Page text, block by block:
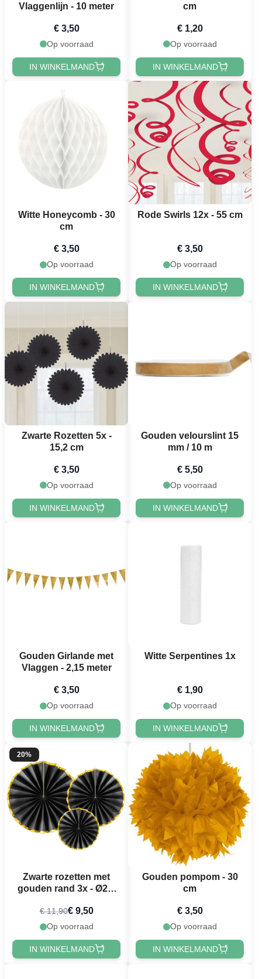
Vlaggenlijn - 10 meter
€ 3,50
Op voorraad
IN WINKELMAND
cm
€ 1,20
Op voorraad
IN WINKELMAND
Witte Honeycomb - 30
cm
€ 3,50
Op voorraad
IN WINKELMAND
Rode Swirls 12x - 55 cm
€ 3,50
Op voorraad
IN WINKELMAND
Zwarte Rozetten 5x -
15,2 cm
€ 3,50
Op voorraad
IN WINKELMAND
Gouden velourslint 15
mm / 10 m
€ 5,50
Op voorraad
IN WINKELMAND
Gouden Girlande met
Vlaggen - 2,15 meter
€ 3,50
Op voorraad
IN WINKELMAND
Witte Serpentines 1x
€ 1,90
Op voorraad
IN WINKELMAND
20%
Zwarte rozetten met
gouden rand 3x - Ø23-
€ 11,90€ 9,50
Op voorraad
IN WINKELMAND
Gouden pompom - 30
cm
€ 3,50
Op voorraad
IN WINKELMAND